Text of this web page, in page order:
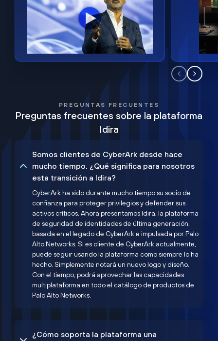
PREGUNTAS FRECUENTES
Preguntas frecuentes sobre la plataforma
Idira
Somos clientes de CyberArk desde hace
mucho tiempo. ¿Qué significa para nosotros
esta transición a Idira?
CyberArk ha sido durante mucho tiempo su socio de
confianza para proteger privilegios y defender sus
activos críticos. Ahora presentamos Idira, la plataforma
de seguridad de identidades de última generación,
basada en el legado de CyberArk e impulsada por Palo
Alto Networks. Si es cliente de CyberArk actualmente,
puede seguir usando la plataforma como siempre lo ha
hecho. Simplemente notará un nuevo logo y diseño.
Con el tiempo, podrá aprovechar las capacidades
multiplataforma en todo el catálogo de productos de
Palo Alto Networks.
¿Cómo soporta la plataforma una